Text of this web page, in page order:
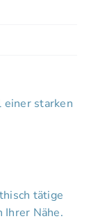
einer starken
tätige
Nähe.